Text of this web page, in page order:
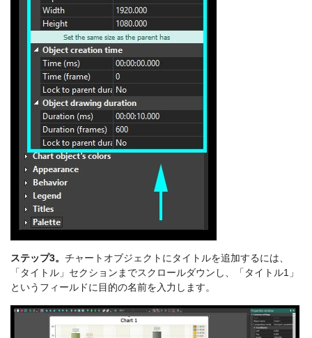
ステップ3。 チャートオブジェクトにタイトルを追加するには、
「タイトル」セクションまでスクロールダウンし、「タイトル1」
というフィールドに目的の名前を入力します。